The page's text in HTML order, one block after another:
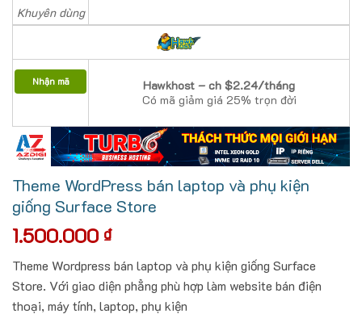
Khuyên dùng
Nhận mã
Hawkhost – ch $2.24/tháng
Có mã giảm giá 25% trọn đời
Theme WordPress bán laptop và phụ kiện
giống Surface Store
1.500.000 ₫
Theme Wordpress bán laptop và phụ kiện giống Surface
Store. Với giao diện phẳng phù hợp làm website bán điện
thoại, máy tính, laptop, phụ kiện